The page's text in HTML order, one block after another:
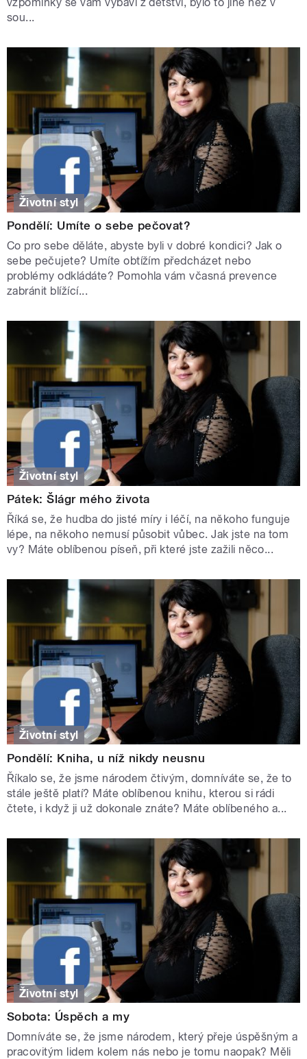
sou...
Životní styl
Pondělí: Umíte o sebe pečovat?
Co pro sebe děláte, abyste byli v dobré kondici? Jak o
sebe pečujete? Umíte obtížím předcházet nebo
problémy odkládáte? Pomohla vám včasná prevence
zabránit blížící...
Životní styl
Pátek: Šlágr mého života
Říká se, že hudba do jisté míry i léčí, na někoho funguje
lépe, na někoho nemusí působit vůbec. Jak jste na tom
vy? Máte oblíbenou píseň, při které jste zažili něco...
Životní styl
Pondělí: Kniha, u níž nikdy neusnu
Říkalo se, že jsme národem čtivým, domníváte se, že to
stále ještě platí? Máte oblíbenou knihu, kterou si rádi
čtete, i když ji už dokonale znáte? Máte oblíbeného a...
Životní styl
Sobota: Úspěch a my
Domníváte se, že jsme národem, který přeje úspěšným a
pracovitým lidem kolem nás nebo je tomu naopak? Měli